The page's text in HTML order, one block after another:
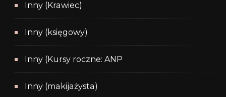
Inny (Krawiec)
Inny (księgowy)
Inny (Kursy roczne: ANP
Inny (makijażysta)